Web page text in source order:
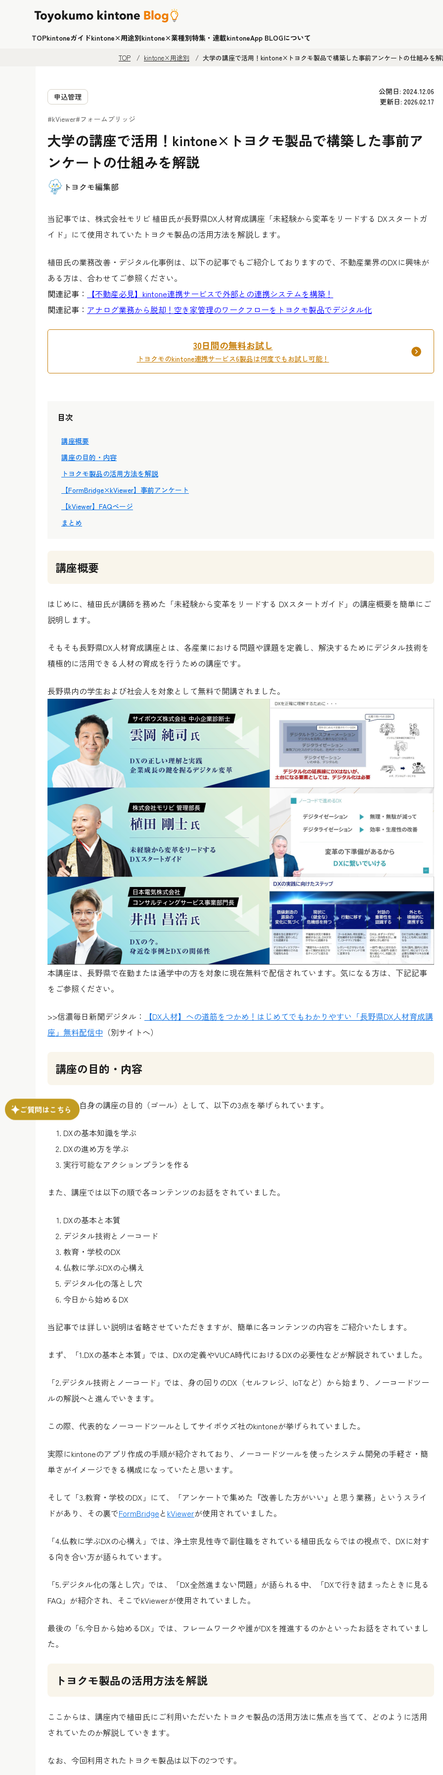
TOPkintoneガイドkintone×用途別kintone×業種別特集・連載kintoneApp BLOGについて
TOP kintone×用途別 大学の講座で活用！kintone×トヨクモ製品で構築した事前アンケートの仕組みを
申込管理
公開日: 2024.12.06
更新日: 2026.02.17
#kViewer#フォームブリッジ
大学の講座で活用！kintone×トヨクモ製品で構築した事前ア
ンケートの仕組みを解説
トヨクモ編集部
当記事では、株式会社モリビ 植田氏が長野県DX人材育成講座「未経験から変革をリードする DXスタートガ
イド」にて使用されていたトヨクモ製品の活用方法を解説します。
植田氏の業務改善・デジタル化事例は、以下の記事でもご紹介しておりますので、不動産業界のDXに興味が
ある方は、合わせてご参照ください。
関連記事：
【不動産必見】kintone連携サービスで外部との連携システムを構築！
関連記事： アナログ業務から脱却！空き家管理のワークフローをトヨクモ製品でデジタル化
30日間の無料お試し
トヨクモのkintone連携サービス6製品は何度でもお試し可能！
目次
講座概要
講座の目的・内容
トヨクモ製品の活用方法を解説
【FormBridge×kViewer】事前アンケート
【kViewer】FAQページ
まとめ
講座概要
はじめに、植田氏が講師を務めた「未経験から変革をリードする DXスタートガイド」の講座概要を簡単にご
説明します。
そもそも長野県DX人材育成講座とは、各産業における問題や課題を定義し、解決するためにデジタル技術を
積極的に活用できる人材の育成を行うための講座です。
長野県内の学生および社会人を対象として無料で開講されました。
本講座は、長野県で在勤または通学中の方を対象に現在無料で配信されています。気になる方は、下記記事
をご参照ください。
>>信濃毎日新聞デジタル：
【DX人材】への道筋をつかめ！はじめてでもわかりやすい「長野県DX人材育成講
座」無料配信中 （別サイトへ）
講座の目的・内容
植田氏は自身の講座の目的（ゴール）として、以下の3点を挙げられています。
DXの基本知識を学ぶ
DXの進め方を学ぶ
実行可能なアクションプランを作る
また、講座では以下の順で各コンテンツのお話をされていました。
DXの基本と本質
デジタル技術とノーコード
教育・学校のDX
仏教に学ぶDXの心構え
デジタル化の落とし穴
今日から始めるDX
当記事では詳しい説明は省略させていただきますが、簡単に各コンテンツの内容をご紹介いたします。
まず、「1.DXの基本と本質」では、DXの定義やVUCA時代におけるDXの必要性などが解説されていました。
「2.デジタル技術とノーコード」では、身の回りのDX（セルフレジ、IoTなど）から始まり、ノーコードツー
ルの解説へと進んでいきます。
この際、代表的なノーコードツールとしてサイボウズ社のkintoneが挙げられていました。
実際にkintoneのアプリ作成の手順が紹介されており、ノーコードツールを使ったシステム開発の手軽さ・簡
単さがイメージできる構成になっていたと思います。
そして「3.教育・学校のDX」にて、「アンケートで集めた『改善した方がいい』と思う業務」というスライ
ドがあり、その裏でFormBridgeと kViewerが使用されていました。
「4.仏教に学ぶDXの心構え」では、浄土宗見性寺で副住職をされている植田氏ならではの視点で、DXに対す
る向き合い方が語られています。
「5.デジタル化の落とし穴」では、「DX全然進まない問題」が語られる中、「DXで行き詰まったときに見る
FAQ」が紹介され、そこでkViewerが使用されていました。
最後の「6.今日から始めるDX」では、フレームワークや誰がDXを推進するのかといったお話をされていまし
た。
トヨクモ製品の活用方法を解説
ここからは、講座内で植田氏にご利用いただいたトヨクモ製品の活用方法に焦点を当てて、どのように活用
されていたのか解説していきます。
なお、今回利用されたトヨクモ製品は以下の2つです。
ご質問はこちら